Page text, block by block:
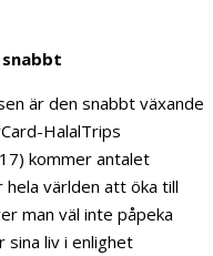
är den snabbt växande
HalalTrips
kommer antalet
hela världen att öka till
man väl inte påpeka
sina liv i enlighet